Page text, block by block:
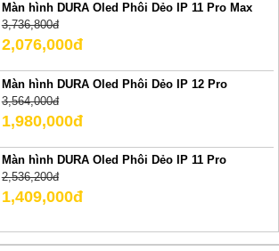
Màn hình DURA Oled Phôi Dẻo IP 11 Pro Max
3,736,800đ
2,076,000đ
Màn hình DURA Oled Phôi Dẻo IP 12 Pro
3,564,000đ
1,980,000đ
Màn hình DURA Oled Phôi Dẻo IP 11 Pro
2,536,200đ
1,409,000đ